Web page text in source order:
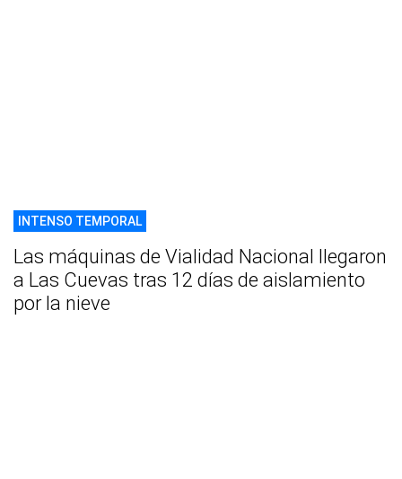
INTENSO TEMPORAL
Las máquinas de Vialidad Nacional llegaron
a Las Cuevas tras 12 días de aislamiento
por la nieve